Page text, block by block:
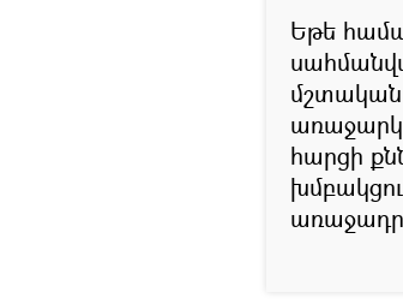
Եթե
մշտական
հարցի